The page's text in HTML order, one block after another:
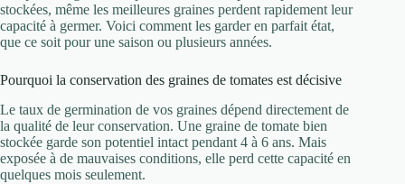
stockées, même les meilleures graines perdent rapidement leur
capacité à germer. Voici comment les garder en parfait état,
que ce soit pour une saison ou plusieurs années.
Pourquoi la conservation des graines de tomates est décisive
Le taux de germination de vos graines dépend directement de
la qualité de leur conservation. Une graine de tomate bien
stockée garde son potentiel intact pendant 4 à 6 ans. Mais
exposée à de mauvaises conditions, elle perd cette capacité en
quelques mois seulement.